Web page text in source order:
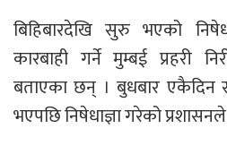
बिहिबारदेखि सुरु भएको
कारबाही गर्ने मुम्बई प्रहरी
बताएका छन् । बुधबार एकैदिन
भएपछि निषेधाज्ञा गरेको